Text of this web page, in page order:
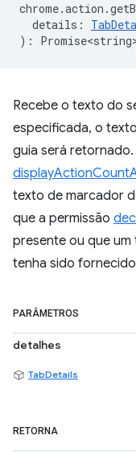
chrome.action .
details :
) :
Recebe o texto do
especificada, o
guia será retornado.
texto de marcador
que a permissão
presente ou que
tenha sido
PARÂMETROS
detalhes
TabDetails
RETORNA